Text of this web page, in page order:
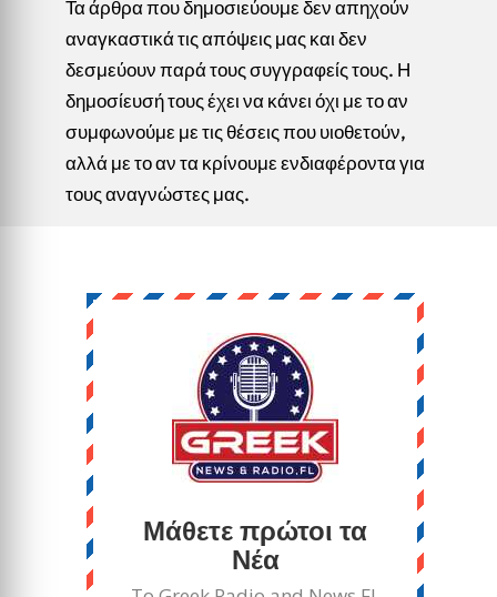
Τα άρθρα που δημοσιεύουμε δεν απηχούν
αναγκαστικά τις απόψεις μας και δεν
δεσμεύουν παρά τους συγγραφείς τους. Η
δημοσίευσή τους έχει να κάνει όχι με το αν
συμφωνούμε με τις θέσεις που υιοθετούν,
αλλά με το αν τα κρίνουμε ενδιαφέροντα για
τους αναγνώστες μας.
Μάθετε πρώτοι τα
Νέα